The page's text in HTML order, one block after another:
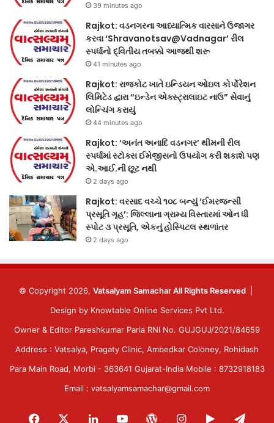
39 minutes ago
Rajkot: વડનગરના આધ્યાત્મિક વારસાને ઉજાગર
કરવા ‘Shravanotsav@Vadnagar’ રીલ
સ્પર્ધાનો દ્વિતીય તબક્કો આજથી શરૂ
41 minutes ago
Rajkot: રાજકોટ ખાતે ઇન્ડિયન ઓઇલ કોર્પોરેશન
લિમિટેડ દ્વારા “ઇન્ડેન એક્સ્ટ્રાલાઇટ નાઉ” સેવાનું
લોન્ચિંગ કરાયું
44 minutes ago
Rajkot: ‘અનંત અનાદિ વડનગર’ થીમની રીલ
સ્પર્ધામાં સ્ટોક્સ ઈમેજીસનો ઉપયોગ કરી શકાશે પણ
એ.આઈ.ની છૂટ નથી
2 days ago
Rajkot: વરસાદ વચ્ચે ૧૦૮ બન્યું ‘ઈમરજન્સી
પ્રસૂતિ ગૃહ’: જિલ્લાના ગ્રામ્ય વિસ્તારમાં ઓન ધી
સ્પોટ ૩ પ્રસૂતિ, એકનું હોસ્પિટલ સ્થળાંતર
2 days ago
© Copyright 2026, Vatsalyam Samachar All Rights Reserved
Design by Knowtable Online Services Pvt Ltd.
Owner & Editor Pareshkumar Paria RNI No. GUJGUJ/2021/84659
Address : Vatsalya, Pragaty Clinic, Ambedkar Coloney, Rohidash
Para Main Road, Morbi - 363641 Gujarat-India Mobile : 8732918183
Email : vatsalyamsamachar@gmail.com
Facebook LinkedInYouTubeWordPressInstagram
Google